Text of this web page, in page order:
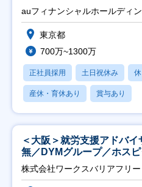
auフィナンシャルホールディ
東京都
700万~1300万
正社員採用 土日祝休み
産休・育休あり 賞与あり
＜大阪＞就労支援アドバ
無／DYMグループ／ホス
日祝】
株式会社ワークスバリアフリー